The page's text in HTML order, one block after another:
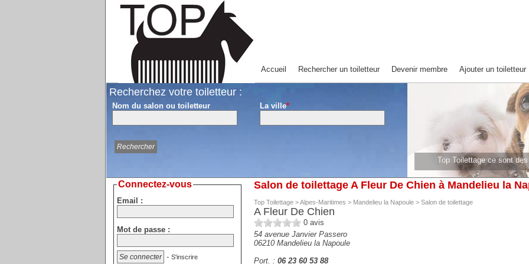
Accueil Rechercher un toiletteur Devenir membre Ajouter un toiletteur
Recherchez votre toiletteur :
Nom du salon ou toiletteur La ville*
Top Toilettage ce sont
Top Toilettage ce sont
Salon de toilettage A Fleur De Chien à Mandelieu la
Top Toilettage>Alpes-Maritimes > Mandelieu la Napoule> Salon de toilettage
A Fleur De Chien
0avis
54 avenue Janvier Passero
06210 Mandelieu la Napoule
Port. : 06 23 60 53 88
Connectez-vous
Email :
Mot de passe :
- S'inscrire